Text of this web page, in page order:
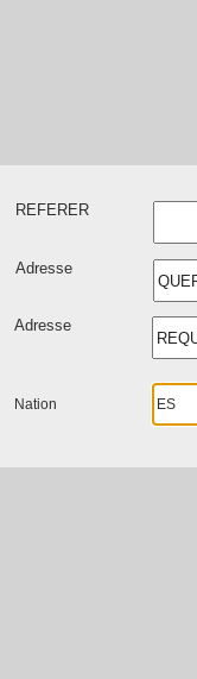
REFERER
Adresse
Adresse
Nation